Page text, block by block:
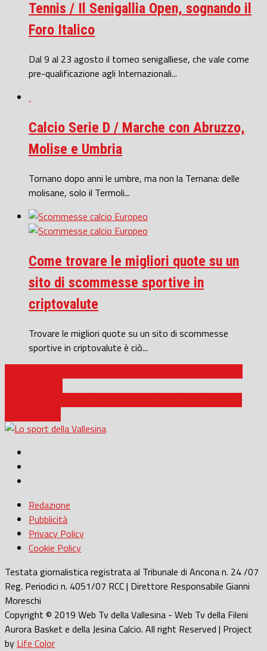
Tennis / Il Senigallia Open, sognando il
Foro Italico
Dal 9 al 23 agosto il torneo senigalliese, che vale come
pre-qualificazione agli Internazionali...
Calcio Serie D / Marche con Abruzzo,
Molise e Umbria
Tornano dopo anni le umbre, ma non la Ternana: delle
molisane, solo il Termoli...
Come trovare le migliori quote su un
sito di scommesse sportive in
criptovalute
Trovare le migliori quote su un sito di scommesse
sportive in criptovalute è ciò...
Redazione
Pubblicità
Privacy Policy
Cookie Policy
Testata giornalistica registrata al Tribunale di Ancona n. 24 /07
Reg. Periodici n. 4051/07 RCC | Direttore Responsabile Gianni
Moreschi
Copyright © 2019 Web Tv della Vallesina - Web Tv della Fileni
Aurora Basket e della Jesina Calcio. All right Reserved | Project
by Life Color